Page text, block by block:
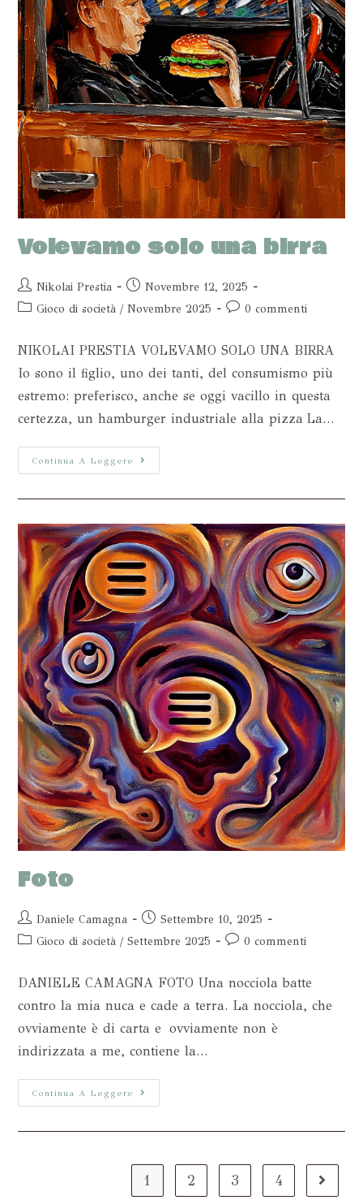
Volevamo solo una birra
Nikolai Prestia
Novembre 12, 2025
Gioco di società / Novembre 2025 0 commenti
NIKOLAI PRESTIA VOLEVAMO SOLO UNA BIRRA
Io sono il figlio, uno dei tanti, del consumismo più
estremo: preferisco, anche se oggi vacillo in questa
certezza, un hamburger industriale alla pizza La…
Continua A Leggere
Foto
Daniele Camagna
Settembre 10, 2025
Gioco di società / Settembre 2025 0 commenti
DANIELE CAMAGNA FOTO Una nocciola batte
contro la mia nuca e cade a terra. La nocciola, che
ovviamente è di carta e ovviamente non è
indirizzata a me, contiene la…
Continua A Leggere
1 2 3 4